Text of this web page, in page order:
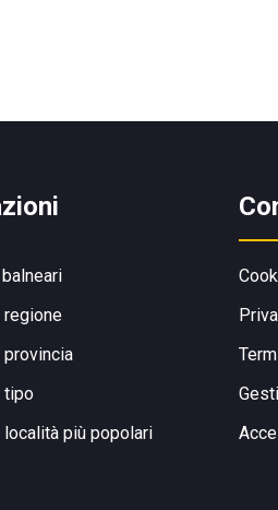
regione
tipo
più popolari